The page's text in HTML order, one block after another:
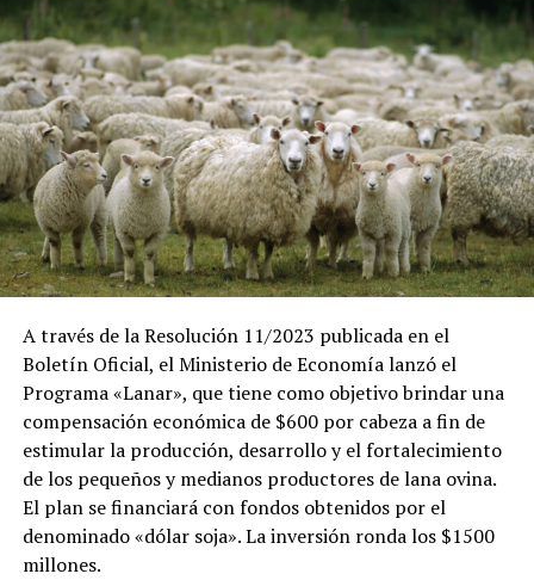
A través de la Resolución 11/2023 publicada en el
Boletín Oficial, el Ministerio de Economía lanzó el
Programa «Lanar», que tiene como objetivo brindar una
compensación económica de $600 por cabeza a fin de
estimular la producción, desarrollo y el fortalecimiento
de los pequeños y medianos productores de lana ovina.
El plan se financiará con fondos obtenidos por el
denominado «dólar soja». La inversión ronda los $1500
millones.